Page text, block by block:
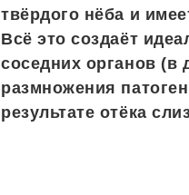
твёрдого нёба и
Всё это создаёт
соседних органов (в
размножения
результате отёка